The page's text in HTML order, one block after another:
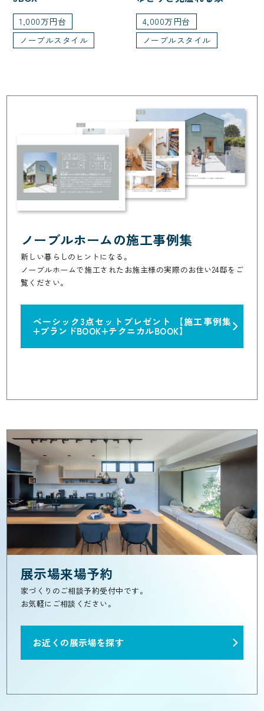
1,000万円台
ノーブルスタイル
4,000万円台
ノーブルスタイル
ノーブルホームの施工事例集
新しい暮らしのヒントになる。
ノーブルホームで施工されたお施主様の実際のお住い24邸をご
覧ください。
ベーシック3点セットプレゼント 【施工事例集
+ブランドBOOK+テクニカルBOOK】
展示場来場予約
家づくりのご相談予約受付中です。
お気軽にご相談ください。
お近くの展示場を探す